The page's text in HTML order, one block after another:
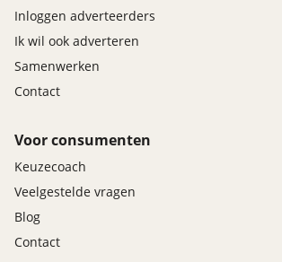
Inloggen adverteerders
Ik wil ook adverteren
Samenwerken
Contact
Voor consumenten
Keuzecoach
Veelgestelde vragen
Blog
Contact